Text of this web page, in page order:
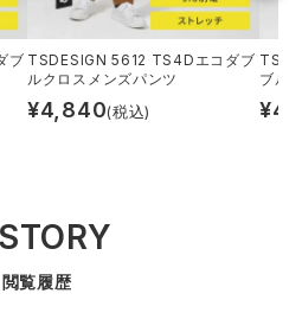
ブ TSDESIGN 5612 TS4Dエコダブ
ルクロスメンズパンツ
¥4,840(税込)
ブル
¥
閲覧履歴